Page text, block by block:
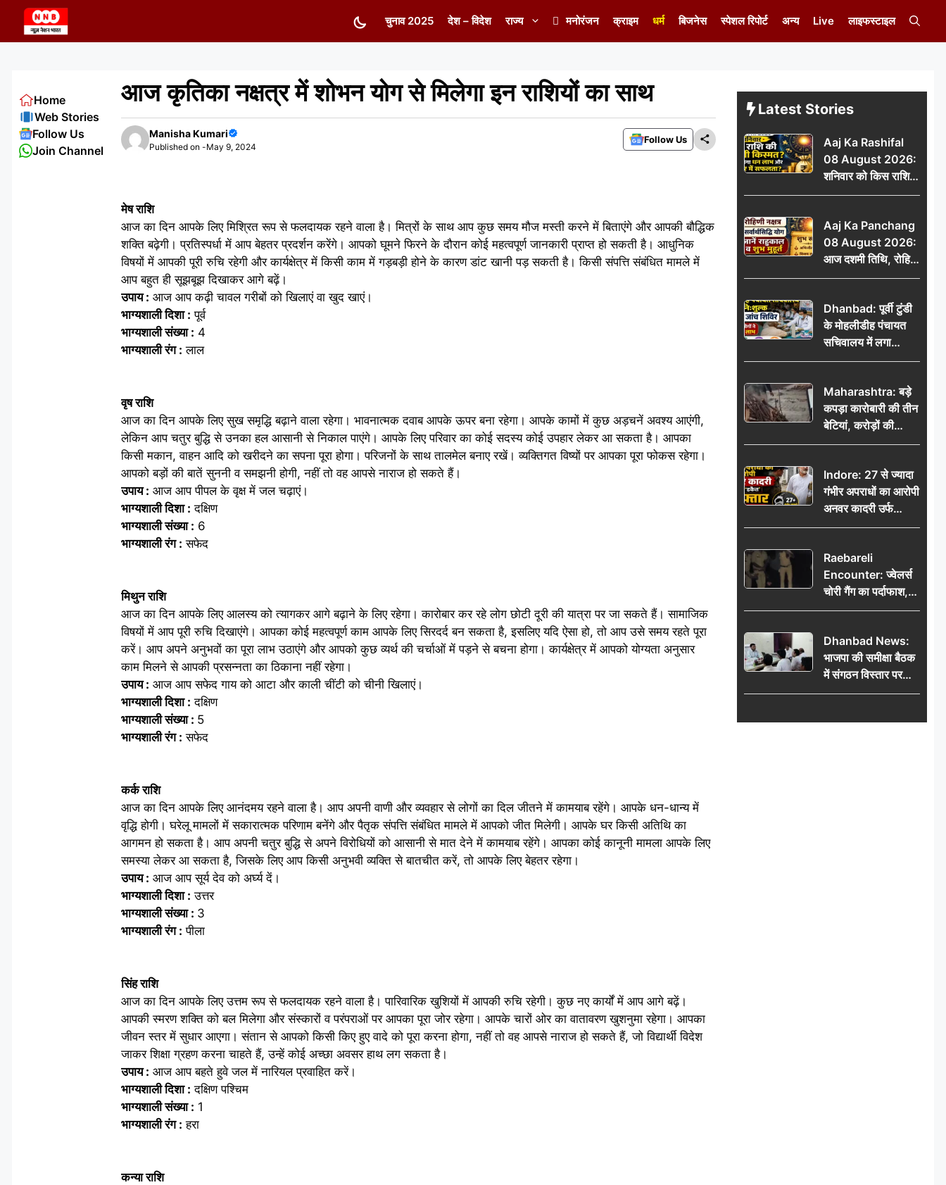
content
चुनाव 2025 देश – विदेश राज्य मनोरंजन क्राइम धर्म बिजनेस स्पेशल रिपोर्ट अन्य Live लाइफस्टाइल
आज कृतिका नक्षत्र में शोभन योग से मिलेगा इन राशियों का साथ
Manisha Kumari
Published on -May 9, 2024
Follow Us
मेष राशि
आज का दिन आपके लिए मिश्रित रूप से फलदायक रहने वाला है। मित्रों के साथ आप कुछ समय मौज मस्ती करने में बिताएंगे और आपकी बौद्धिक
शक्ति बढ़ेगी। प्रतिस्पर्धा में आप बेहतर प्रदर्शन करेंगे। आपको घूमने फिरने के दौरान कोई महत्वपूर्ण जानकारी प्राप्त हो सकती है। आधुनिक
विषयों में आपकी पूरी रुचि रहेगी और कार्यक्षेत्र में किसी काम में गड़बड़ी होने के कारण डांट खानी पड़ सकती है। किसी संपत्ति संबंधित मामले में
आप बहुत ही सूझबूझ दिखाकर आगे बढ़ें।
उपाय : आज आप कढ़ी चावल गरीबों को खिलाएं वा खुद खाएं।
भाग्यशाली दिशा : पूर्व
भाग्यशाली संख्या : 4
भाग्यशाली रंग : लाल
वृष राशि
आज का दिन आपके लिए सुख समृद्धि बढ़ाने वाला रहेगा। भावनात्मक दवाब आपके ऊपर बना रहेगा। आपके कामों में कुछ अड़चनें अवश्य आएंगी,
लेकिन आप चतुर बुद्धि से उनका हल आसानी से निकाल पाएंगे। आपके लिए परिवार का कोई सदस्य कोई उपहार लेकर आ सकता है। आपका
किसी मकान, वाहन आदि को खरीदने का सपना पूरा होगा। परिजनों के साथ तालमेल बनाए रखें। व्यक्तिगत विष्यों पर आपका पूरा फोकस रहेगा।
आपको बड़ों की बातें सुननी व समझनी होगी, नहीं तो वह आपसे नाराज हो सकते हैं।
उपाय : आज आप पीपल के वृक्ष में जल चढ़ाएं।
भाग्यशाली दिशा : दक्षिण
भाग्यशाली संख्या : 6
भाग्यशाली रंग : सफेद
मिथुन राशि
आज का दिन आपके लिए आलस्य को त्यागकर आगे बढ़ाने के लिए रहेगा। कारोबार कर रहे लोग छोटी दूरी की यात्रा पर जा सकते हैं। सामाजिक
विषयों में आप पूरी रुचि दिखाएंगे। आपका कोई महत्वपूर्ण काम आपके लिए सिरदर्द बन सकता है, इसलिए यदि ऐसा हो, तो आप उसे समय रहते पूरा
करें। आप अपने अनुभवों का पूरा लाभ उठाएंगे और आपको कुछ व्यर्थ की चर्चाओं में पड़ने से बचना होगा। कार्यक्षेत्र में आपको योग्यता अनुसार
काम मिलने से आपकी प्रसन्नता का ठिकाना नहीं रहेगा।
उपाय : आज आप सफेद गाय को आटा और काली चींटी को चीनी खिलाएं।
भाग्यशाली दिशा : दक्षिण
भाग्यशाली संख्या : 5
भाग्यशाली रंग : सफेद
कर्क राशि
आज का दिन आपके लिए आनंदमय रहने वाला है। आप अपनी वाणी और व्यवहार से लोगों का दिल जीतने में कामयाब रहेंगे। आपके धन-धान्य में
वृद्धि होगी। घरेलू मामलों में सकारात्मक परिणाम बनेंगे और पैतृक संपत्ति संबंधित मामले में आपको जीत मिलेगी। आपके घर किसी अतिथि का
आगमन हो सकता है। आप अपनी चतुर बुद्धि से अपने विरोधियों को आसानी से मात देने में कामयाब रहेंगे। आपका कोई कानूनी मामला आपके लिए
समस्या लेकर आ सकता है, जिसके लिए आप किसी अनुभवी व्यक्ति से बातचीत करें, तो आपके लिए बेहतर रहेगा।
उपाय : आज आप सूर्य देव को अर्घ्य दें।
भाग्यशाली दिशा : उत्तर
भाग्यशाली संख्या : 3
भाग्यशाली रंग : पीला
सिंह राशि
आज का दिन आपके लिए उत्तम रूप से फलदायक रहने वाला है। पारिवारिक खुशियों में आपकी रुचि रहेगी। कुछ नए कार्यों में आप आगे बढ़ें।
आपकी स्मरण शक्ति को बल मिलेगा और संस्कारों व परंपराओं पर आपका पूरा जोर रहेगा। आपके चारों ओर का वातावरण खुशनुमा रहेगा। आपका
जीवन स्तर में सुधार आएगा। संतान से आपको किसी किए हुए वादे को पूरा करना होगा, नहीं तो वह आपसे नाराज हो सकते हैं, जो विद्यार्थी विदेश
जाकर शिक्षा ग्रहण करना चाहते हैं, उन्हें कोई अच्छा अवसर हाथ लग सकता है।
उपाय : आज आप बहते हुवे जल में नारियल प्रवाहित करें।
भाग्यशाली दिशा : दक्षिण पश्चिम
भाग्यशाली संख्या : 1
भाग्यशाली रंग : हरा
कन्या राशि
Home
Web Stories
Follow Us
Join Channel
Latest Stories
Aaj Ka Rashifal
08 August 2026:
शनिवार को किस राशि
की चमकेगी किस्मत,
और करियर में सफलता?
Aaj Ka Panchang
08 August 2026:
आज दशमी तिथि, रोहिणी
नक्षत्र और सर्वार्थसिद्धि
शुभ मुहूर्त
Dhanbad: पूर्वी टुंडी
के मोहलीडीह पंचायत
सचिवालय में लगा
निःशुल्क स्वास्थ्य जांच
उठाया लाभ
Maharashtra: बड़े
कपड़ा कारोबारी की तीन
बेटियां, करोड़ों की
कमाई… फिर भी पिता
अंतिम दिन, 5100 रुपये
भेजकर कहा– अंतिम
संस्कार कर दीजिए हम
नहीं आ पाएंगे
Indore: 27 से ज्यादा
गंभीर अपराधों का आरोपी
अनवर कादरी उर्फ
‘डकैत’ गिरफ्तार, इंदौर
Raebareli
Encounter: ज्वेलर्स
चोरी गैंग का पर्दाफाश,
पुलिस मुठभेड़ में दो
किलो चांदी बरामद
Dhanbad News:
भाजपा की समीक्षा बैठक
में संगठन विस्तार पर
मंथन, बीडीओ से
जनसमस्याओं का विवरण